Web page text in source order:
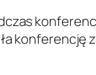
konferencję